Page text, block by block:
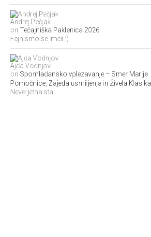
Andrej Pečjak
on Tečajniška Paklenica 2026
Fajn smo se imeli :)
Ajda Vodnjov
on Spomladansko vplezavanje – Smer Marije
Pomočnice, Zajeda usmiljenja in Živela Klasika
Neverjetna sta!